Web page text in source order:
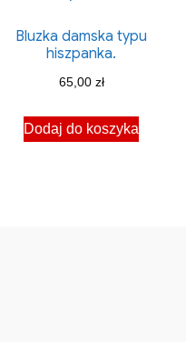
Bluzka damska typu
hiszpanka.
65,00 zł
Dodaj do koszyka